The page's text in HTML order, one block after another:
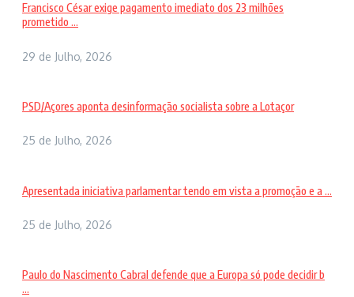
Francisco César exige pagamento imediato dos 23 milhões
prometido ...
29 de Julho, 2026
PSD/Açores aponta desinformação socialista sobre a Lotaçor
25 de Julho, 2026
Apresentada iniciativa parlamentar tendo em vista a promoção e a ...
25 de Julho, 2026
Paulo do Nascimento Cabral defende que a Europa só pode decidir b
...